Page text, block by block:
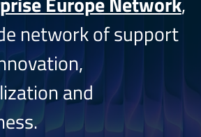
network of support
and